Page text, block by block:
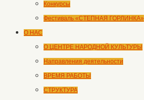
Конкурсы
Фестиваль «СТЕПНАЯ ГОРЛИНКА»
О НАС
О ЦЕНТРЕ НАРОДНОЙ КУЛЬТУРЫ
Направления деятельности
ВРЕМЯ РАБОТЫ
СТРУКТУРА